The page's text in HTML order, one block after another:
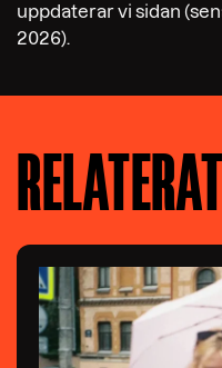
uppdaterar vi sidan
2026).
RELATERAT